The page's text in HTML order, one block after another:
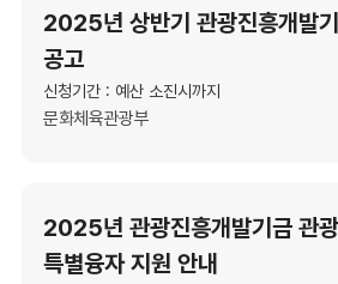
2025년 상반기 관광진흥개발
공고
신청기간 : 예산 소진시까지
문화체육관광부
2025년 관광진흥개발기금 관
특별융자 지원 안내